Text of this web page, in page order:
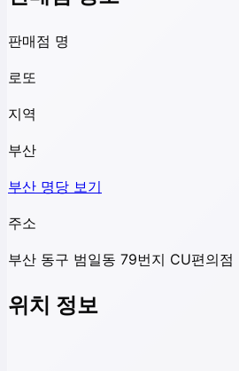
판매점 명
로또
지역
부산
부산 명당 보기
주소
부산 동구 범일동 79번지 CU편의점
위치 정보